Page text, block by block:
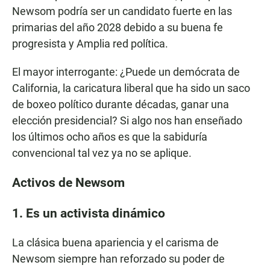
Newsom podría ser un candidato fuerte en las
primarias del año 2028 debido a su buena fe
progresista y Amplia red política.
El mayor interrogante: ¿Puede un demócrata de
California, la caricatura liberal que ha sido un saco
de boxeo político durante décadas, ganar una
elección presidencial? Si algo nos han enseñado
los últimos ocho años es que la sabiduría
convencional tal vez ya no se aplique.
Activos de Newsom
1. Es un activista dinámico
La clásica buena apariencia y el carisma de
Newsom siempre han reforzado su poder de